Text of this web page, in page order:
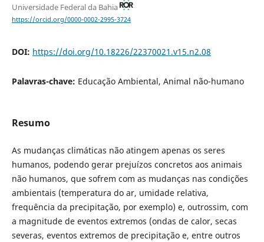
Universidade Federal da Bahia
https://orcid.org/0000-0002-2995-3724
DOI: https://doi.org/10.18226/22370021.v15.n2.08
Palavras-chave: Educação Ambiental, Animal não-humano
Resumo
As mudanças climáticas não atingem apenas os seres
humanos, podendo gerar prejuízos concretos aos animais
não humanos, que sofrem com as mudanças nas condições
ambientais (temperatura do ar, umidade relativa,
frequência da precipitação, por exemplo) e, outrossim, com
a magnitude de eventos extremos (ondas de calor, secas
severas, eventos extremos de precipitação e, entre outros